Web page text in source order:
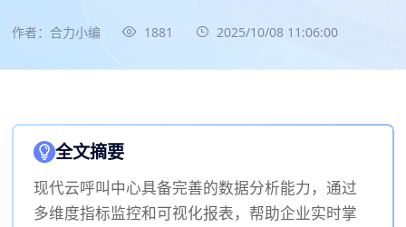
作者：合力小编 1881 2025/10/08 11:06:00
全文摘要
现代云呼叫中心具备完善的数据分析能力，通过
多维度指标监控和可视化报表，帮助企业实时掌